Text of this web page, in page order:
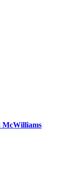
McWilliams